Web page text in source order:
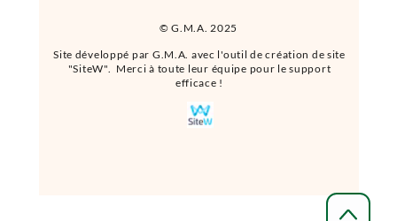
© G.M.A. 2025
Site développé par G.M.A. avec l'outil de création de site
"SiteW". Merci à toute leur équipe pour le support
efficace !